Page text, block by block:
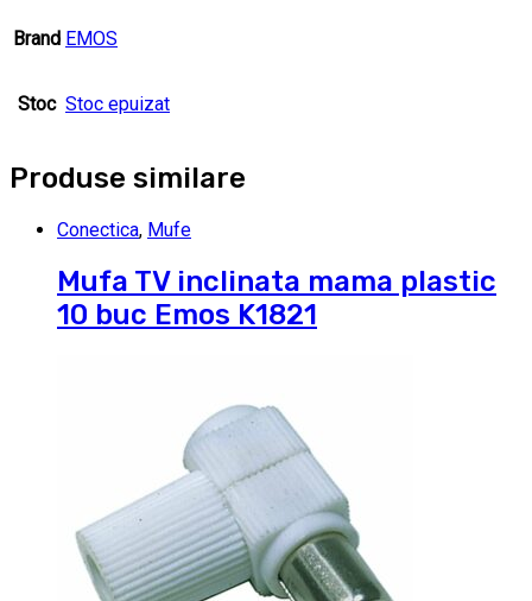
Brand EMOS
Stoc Stoc epuizat
Produse similare
Conectica, Mufe
Mufa TV inclinata mama plastic
10 buc Emos K1821